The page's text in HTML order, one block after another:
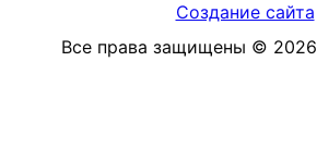
Создание сайта
Все права защищены © 2026